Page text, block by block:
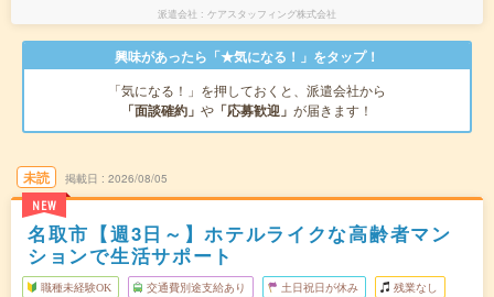
派遣会社 ケアスタッフィング株式会社
興味があったら「★気になる！」をタップ！
「気になる！」を押しておくと、派遣会社から
「面談確約」 や 「応募歓迎」 が届きます！
未読
NEW
掲載日 2026/08/05
名取市【週3日～】ホテルライクな高齢者マン
ションで生活サポート
職種未経験OK 交通費別途支給あり 土日祝日が休み 残業なし